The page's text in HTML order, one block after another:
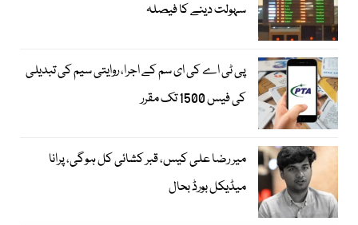
سہولت دینے کا فیصلہ
پی ٹی اے کی ای سم کے اجرا، روایتی سیم کی تبدیلی
کی فیس 1500 تک مقرر
میر رضا علی کیس، قبر کشائی کل ہوگی، پرانا
میڈیکل بورڈ بحال